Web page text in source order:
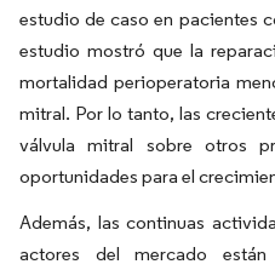
estudio de caso en pacientes
estudio mostró que la
mortalidad perioperatoria
mitral. Por lo tanto, las
válvula mitral sobre otros
oportunidades para el
Además, las continuas
actores del mercado